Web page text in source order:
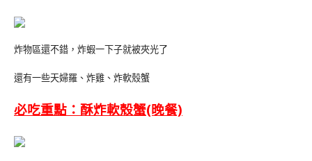
炸物區還不錯，炸蝦一下子就被夾光了
還有一些天婦羅、炸雞、炸軟殼蟹
必吃重點：酥炸軟殼蟹(晚餐)